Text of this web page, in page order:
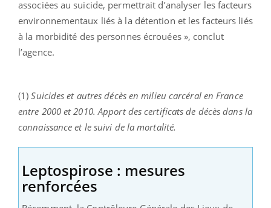
associées au suicide, permettrait d’analyser les facteurs
environnementaux liés à la détention et les facteurs liés
à la morbidité des personnes écrouées », conclut
l’agence.
(1)Suicides et autres décès en milieu carcéral en France
entre 2000 et 2010. Apport des certificats de décès dans la
connaissance et le suivi de la mortalité.
Leptospirose : mesures
renforcées